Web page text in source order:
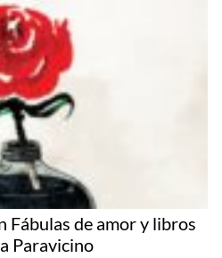
Fábulas de amor y libros
Paravicino